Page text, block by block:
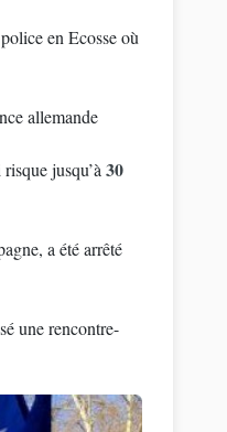
en Ecosse où
allemande
jusqu’à30
a été arrêté
une rencontre-